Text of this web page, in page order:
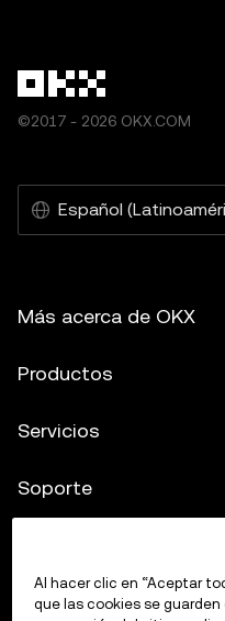
©2017 - 2026 OKX.COM
Español
Más acerca de OKX
Productos
Servicios
Soporte
Calculadora de
Al hacer clic en “Aceptar
que las cookies se guarden